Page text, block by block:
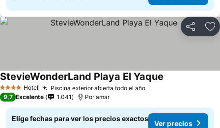
Compartir
4 EstrellasHotel Piscina exterior abierta todo el año
StevieWonderLand Playa El Yaque
9,7 Excelente 1.041 Porlamar
Elige fechas para ver los precios exactos
Ver precios